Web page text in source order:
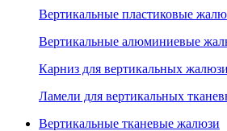
Вертикальные пластиковые
Вертикальные алюминиевые
Карниз для вертикальных
Ламели для вертикальных
Вертикальные тканевые жалюзи